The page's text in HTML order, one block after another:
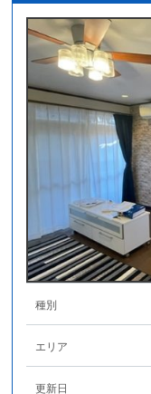
種別
エリア
更新日